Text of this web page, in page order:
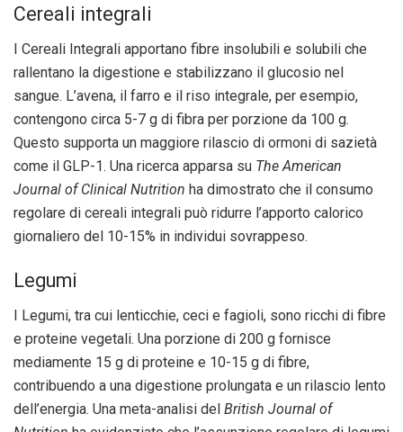
Cereali integrali
I Cereali Integrali apportano fibre insolubili e solubili che
rallentano la digestione e stabilizzano il glucosio nel
sangue. L’avena, il farro e il riso integrale, per esempio,
contengono circa 5-7 g di fibra per porzione da 100 g.
Questo supporta un maggiore rilascio di ormoni di sazietà
come il GLP-1. Una ricerca apparsa su The American
Journal of Clinical Nutrition ha dimostrato che il consumo
regolare di cereali integrali può ridurre l’apporto calorico
giornaliero del 10-15% in individui sovrappeso.
Legumi
I Legumi, tra cui lenticchie, ceci e fagioli, sono ricchi di fibre
e proteine vegetali. Una porzione di 200 g fornisce
mediamente 15 g di proteine e 10-15 g di fibre,
contribuendo a una digestione prolungata e un rilascio lento
dell’energia. Una meta-analisi del British Journal of